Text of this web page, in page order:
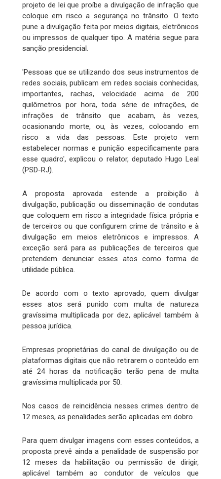
projeto de lei que proíbe a divulgação de infração que
coloque em risco a segurança no trânsito. O texto
pune a divulgação feita por meios digitais, eletrônicos
ou impressos de qualquer tipo. A matéria segue para
sanção presidencial.
'Pessoas que se utilizando dos seus instrumentos de
redes sociais, publicam em redes sociais conhecidas,
importantes, rachas, velocidade acima de 200
quilômetros por hora, toda série de infrações, de
infrações de trânsito que acabam, às vezes,
ocasionando morte, ou, às vezes, colocando em
risco a vida das pessoas. Este projeto vem
estabelecer normas e punição especificamente para
esse quadro', explicou o relator, deputado Hugo Leal
(PSD-RJ).
A proposta aprovada estende a proibição à
divulgação, publicação ou disseminação de condutas
que coloquem em risco a integridade física própria e
de terceiros ou que configurem crime de trânsito e à
divulgação em meios eletrônicos e impressos. A
exceção será para as publicações de terceiros que
pretendem denunciar esses atos como forma de
utilidade pública.
De acordo com o texto aprovado, quem divulgar
esses atos será punido com multa de natureza
gravíssima multiplicada por dez, aplicável também à
pessoa jurídica.
Empresas proprietárias do canal de divulgação ou de
plataformas digitais que não retirarem o conteúdo em
até 24 horas da notificação terão pena de multa
gravíssima multiplicada por 50.
Nos casos de reincidência nesses crimes dentro de
12 meses, as penalidades serão aplicadas em dobro.
Para quem divulgar imagens com esses conteúdos, a
proposta prevê ainda a penalidade de suspensão por
12 meses da habilitação ou permissão de dirigir,
aplicável também ao condutor de veículos que